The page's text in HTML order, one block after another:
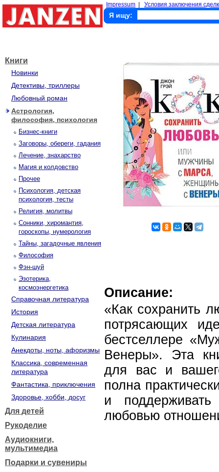
Impressum Условия заключения
Я ищу:
Книги
Новинки
Детективы, триллеры
Любовный роман
Астрология,
философия, психология
Бизнес-книги
Заговоры, обереги, гадания
Лечение, знахарство
Магия и колдовство
Прочее
Психология, детская
психология, тесты
Религия, молитвы
Сонники, хиромантия,
гороскопы, нумерология
Тайны, загадочные явления
Философия
Фэн-шуй
Эзотерика,
космоэнергетика
Справочная литература
История
Детская литература
Кулинария
Анекдоты, ноты, афоризмы
Классика, современная
литература
Фантастика, приключения
Здоровье, хобби, досуг
Для детей
Рукоделие
Аудиокниги,
мультимедиа
Подарки и сувениры
Описание:
«Как сохранить
потрясающих
бестселлере
Венеры». Эта
для вас и
полна
и
любовью